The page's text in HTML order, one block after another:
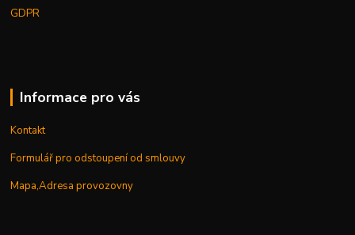
GDPR
Informace pro vás
Kontakt
Formulář pro odstoupení od smlouvy
Mapa,Adresa provozovny